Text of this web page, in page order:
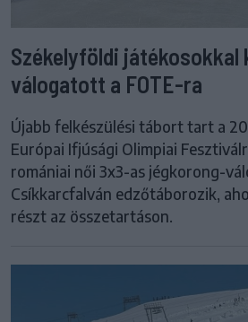
Székelyföldi játékosokkal
válogatott a FOTE-ra
Újabb felkészülési tábort tart a
Európai Ifjúsági Olimpiai
romániai női 3x3-as jégkorong-
Csíkkarcfalván edzőtáborozik,
részt az összetartáson.